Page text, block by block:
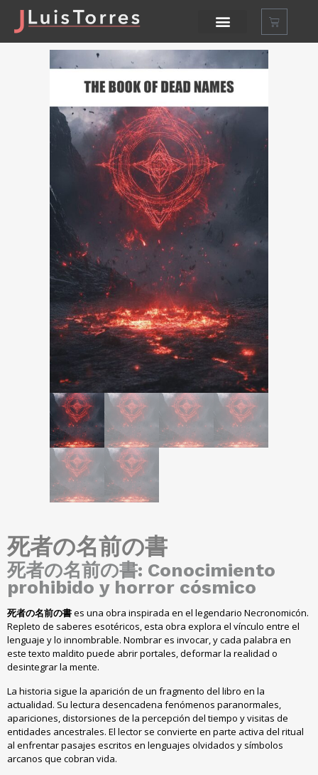
死者の名前の書
死者の名前の書: Conocimiento
prohibido y horror cósmico
死者の名前の書es una obra inspirada en el legendario Necronomicón.
Repleto de saberes esotéricos,esta obra explora el vínculo entre el
lenguaje y lo innombrable. Nombrar es invocar,y cada palabra en
este texto maldito puede abrir portales,deformar la realidad o
desintegrar la mente.
La historia sigue la aparición de un fragmento del libro en la
actualidad. Su lectura desencadena fenómenos paranormales,
apariciones,distorsiones de la percepción del tiempo y visitas de
entidades ancestrales. El lector se convierte en parte activa del ritual
al enfrentar pasajes escritos en lenguajes olvidados y símbolos
arcanos que cobran vida.